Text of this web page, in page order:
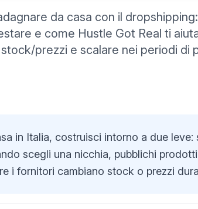
da casa con il
e come Hustle Got Real ti
stock/prezzi e scalare nei periodi di
in Italia, costruisci intorno a due leve:
scegli una nicchia, pubblichi
i fornitori cambiano stock o prezzi